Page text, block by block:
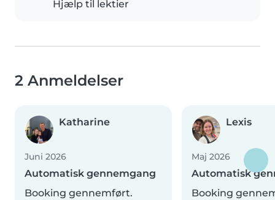
Hjælp til lektier
2 Anmeldelser
Katharine
Juni 2026
Automatisk gennemgang
Booking gennemført.
Lexis
Maj 2026
Automatisk
Booking